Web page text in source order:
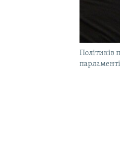
Політиків
парламенті